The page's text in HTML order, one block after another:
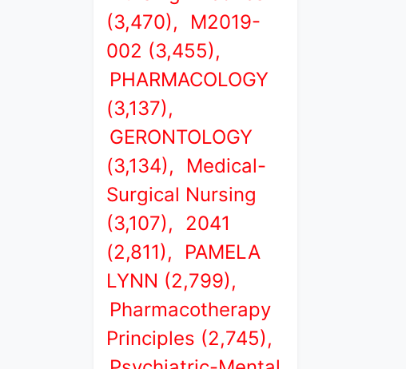
(3,470),
M2019-
002 (3,455),
PHARMACOLOGY
(3,137),
GERONTOLOGY
(3,134),
Medical-
Surgical Nursing
(3,107),
2041
(2,811),
PAMELA
LYNN (2,799),
Pharmacotherapy
Principles (2,745),